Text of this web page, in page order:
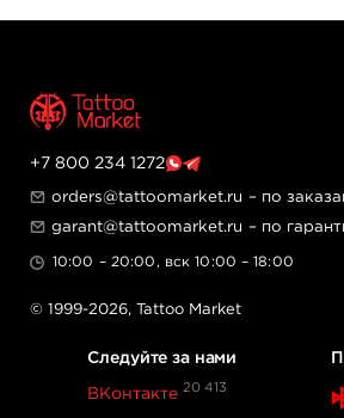
+7 800 234 1272
orders@tattoomarket.ru – по
garant@tattoomarket.ru – по
10:00 – 20:00, вск 10:00 – 18:00
© 1999-2026, Tattoo Market
Следуйте за нами
ВКонтакте 20 413